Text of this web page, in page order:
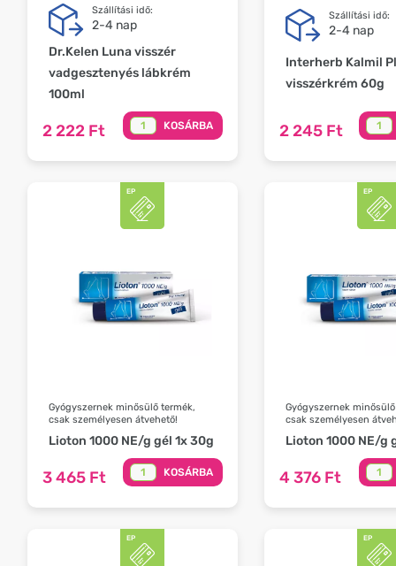
Szállítási idő:
2-4 nap
Dr.Kelen Luna visszér
vadgesztenyés lábkrém
100ml
2 222 Ft KOSÁRBA
Szállítási idő:
2-4 nap
Interherb Kalmil
visszérkrém 60g
2 245 Ft
Gyógyszernek minősülő termék,
csak személyesen átvehető!
Lioton 1000 NE/g gél 1x 30g
3 465 Ft KOSÁRBA
Gyógyszernek
csak személyesen
Lioton 1000 NE/g
4 376 Ft